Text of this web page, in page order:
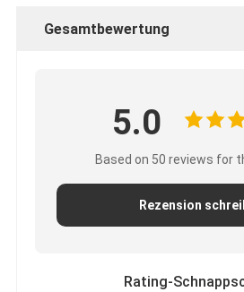
Gesamtbewertung
5.0
Based on 50 reviews for
Rezension
Rating-